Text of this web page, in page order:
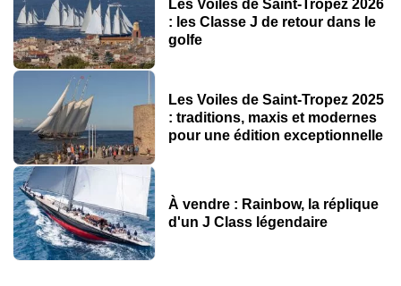
Lieu : Fécamp
Type : Rassemblement
Créé en 2020, Fécamp Grand'Escale accueille
Fécamp Grand'Escale
Régates Napoléon
Du 29 mai au 1er juin 2025
Lieu : Ajaccio
Les Voiles de Saint-Tropez 2026
: les Classe J de retour dans le
golfe
Les Voiles de Saint-Tropez 2025
: traditions, maxis et modernes
pour une édition exceptionnelle
À vendre : Rainbow, la réplique
d'un J Class légendaire